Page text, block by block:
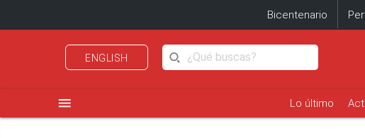
Bicentenario
ENGLISH
menu Lo último